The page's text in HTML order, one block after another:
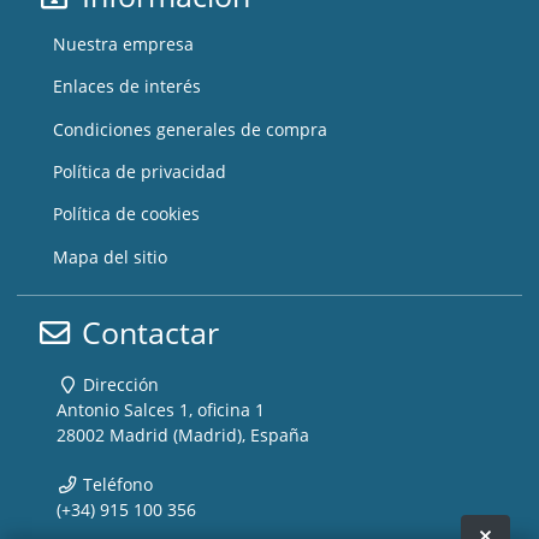
Nuestra empresa
Enlaces de interés
Condiciones generales de compra
Política de privacidad
Política de cookies
Mapa del sitio
Contactar
Dirección
Antonio Salces 1, oficina 1
28002 Madrid (Madrid), España
Teléfono
(+34) 915 100 356